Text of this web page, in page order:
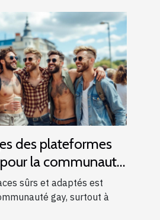
des plateformes
la communauté
sûrs et adaptés est
gay, surtout à